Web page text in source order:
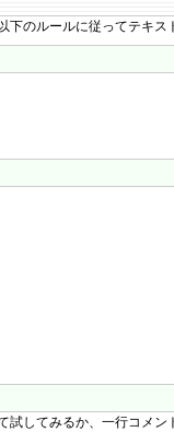
のルールに従ってテキス
試してみるか、一行コメン